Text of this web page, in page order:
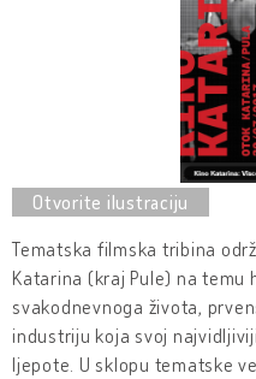
Tematska filmska tribina
Katarina (kraj Pule) na temu
svakodnevnoga života,
industriju koja svoj
ljepote. U sklopu tematske